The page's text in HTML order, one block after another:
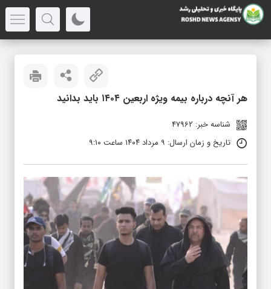
هر آنچه درباره بیمه ویژه اربعین ۱۴۰۴ باید بدانید
شناسه خبر: 47962
تاریخ و زمان ارسال: ۹ مرداد ۱۴۰۴ ساعت ۹:۱۰